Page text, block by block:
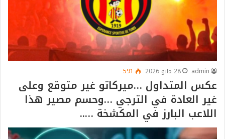
admin 28 مايو 2026 591
عكس المتداول …ميركاتو غير متوقع وعلى
غير العادة في الترجي …وحسم مصير هذا
اللاعب البارز في المكشخة …..